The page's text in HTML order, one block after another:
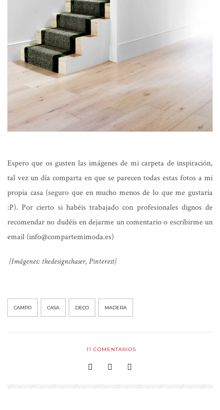
Espero que os gusten las imágenes de mi carpeta de inspiración,
tal vez un día comparta en que se parecen todas estas fotos a mi
propia casa (seguro que en mucho menos de lo que me gustaría
:P). Por cierto si habéis trabajado con profesionales dignos de
recomendar no dudéis en dejarme un comentario o escribirme un
email (info@compartemimoda.es)
{Imágenes: thedesignchaser, Pinterest}
CAMPO CASA DECO MADERA
11 COMENTARIOS